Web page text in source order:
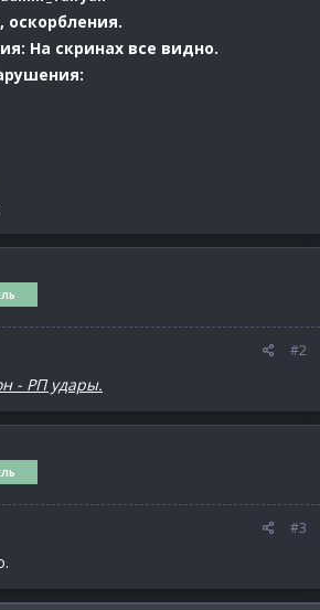
На скринах все видно.
#2
- РП удары.
#3